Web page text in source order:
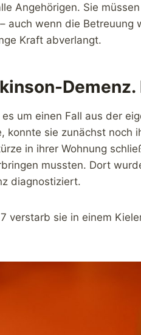
Angehörigen. Sie
auch wenn die
Kraft abverlangt.
um einen Fall aus der
konnte sie zunächst noch
in ihrer Wohnung
mussten. Dort
diagnostiziert.
verstarb sie in einem